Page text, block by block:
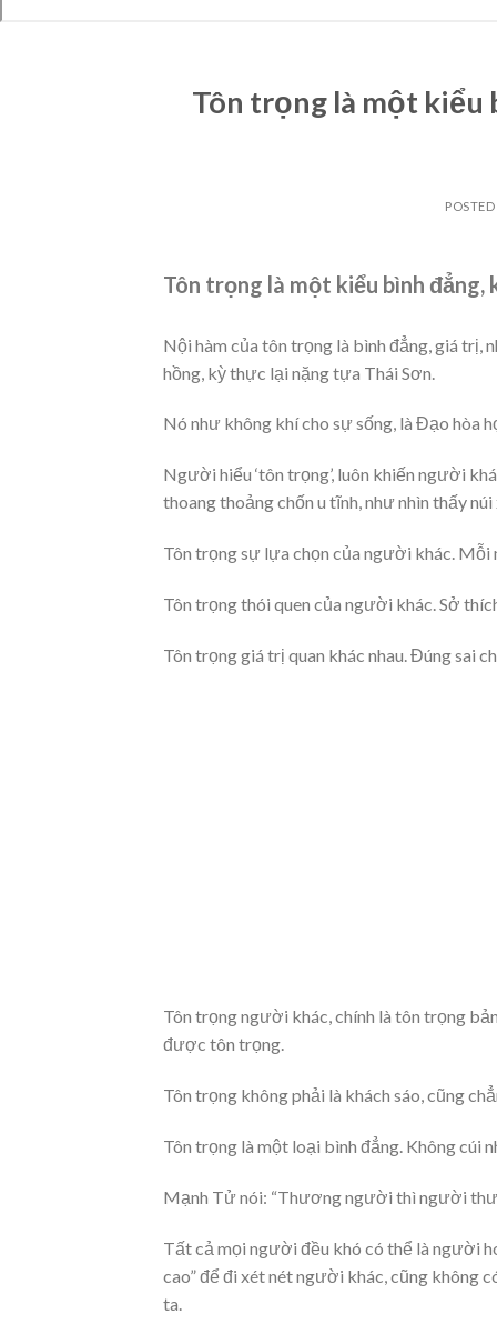
Tôn trọng là một
Tôn trọng là một kiểu bình
Nội hàm của tôn trọng là bình đẳng, giá trị,
hồng, kỳ thực lại nặng tựa Thái Sơn.
Nó như không khí cho sự sống, là Đạo hòa
Người hiểu ‘tôn trọng’, luôn khiến người
thoang thoảng chốn u tĩnh, như nhìn thấy
Tôn trọng sự lựa chọn của người khác. Mỗi
Tôn trọng thói quen của người khác. Sở
Tôn trọng giá trị quan khác nhau. Đúng sai
Tôn trọng người khác, chính là tôn trọng
được tôn trọng.
Tôn trọng không phải là khách sáo, cũng
Tôn trọng là một loại bình đẳng. Không cúi
Mạnh Tử nói: “Thương người thì người
Tất cả mọi người đều khó có thể là người
cao” để đi xét nét người khác, cũng không
ta.